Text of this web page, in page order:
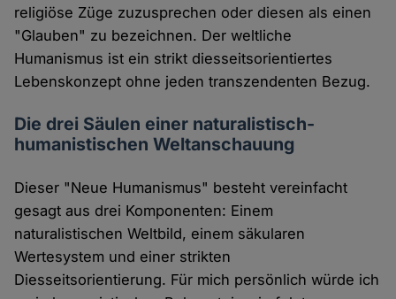
religiöse Züge zuzusprechen oder diesen als einen
"Glauben" zu bezeichnen. Der weltliche
Humanismus ist ein strikt diesseitsorientiertes
Lebenskonzept ohne jeden transzendenten Bezug.
Die drei Säulen einer naturalistisch-
humanistischen Weltanschauung
Dieser "Neue Humanismus" besteht vereinfacht
gesagt aus drei Komponenten: Einem
naturalistischen Weltbild, einem säkularen
Wertesystem und einer strikten
Diesseitsorientierung. Für mich persönlich würde ich